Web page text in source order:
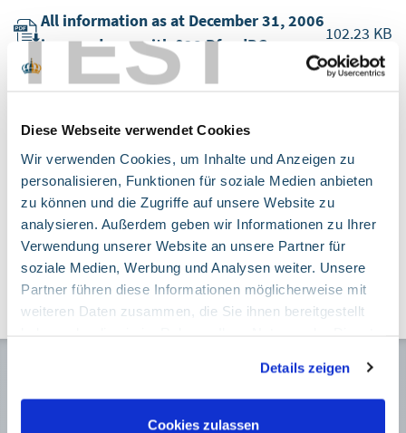
TEST
Diese Webseite verwendet Cookies
Wir verwenden Cookies, um Inhalte und Anzeigen zu
personalisieren, Funktionen für soziale Medien anbieten
zu können und die Zugriffe auf unsere Website zu
analysieren. Außerdem geben wir Informationen zu Ihrer
Verwendung unserer Website an unsere Partner für
soziale Medien, Werbung und Analysen weiter. Unsere
Partner führen diese Informationen möglicherweise mit
weiteren Daten zusammen, die Sie ihnen bereitgestellt
Cookies, wenn Sie unsere Webseite weiterhin nutzen.
Google Tag Manager
Details zeigen
Cookies zulassen
All information as at December 31, 2006
in accordance with §28 PfandBG
102.23 KB
in accordance with §28 PfandBG
All information as at June 30, 2006 in
accordance with §28 PfandBG
97.69 KB
All information as at March 31, 2006 in
accordance with §28 PfandBG
97.05 KB